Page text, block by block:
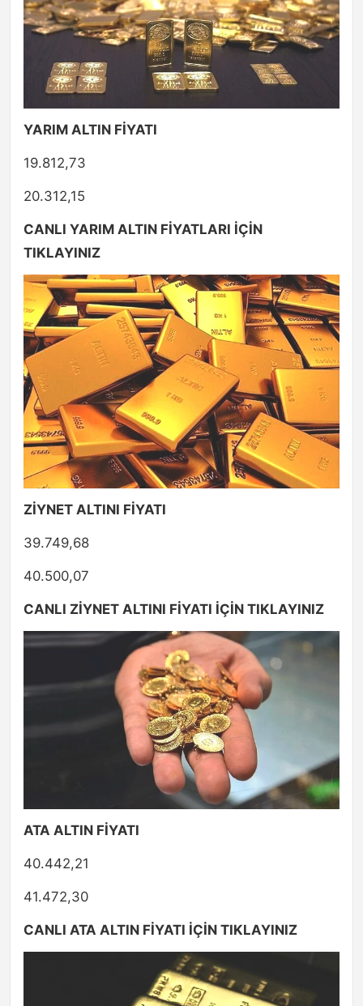
YARIM ALTIN FİYATI
19.812,73
20.312,15
CANLI YARIM ALTIN FİYATLARI İÇİN
TIKLAYINIZ
ZİYNET ALTINI FİYATI
39.749,68
40.500,07
CANLI ZİYNET ALTINI FİYATI İÇİN TIKLAYINIZ
ATA ALTIN FİYATI
40.442,21
41.472,30
CANLI ATA ALTIN FİYATI İÇİN TIKLAYINIZ